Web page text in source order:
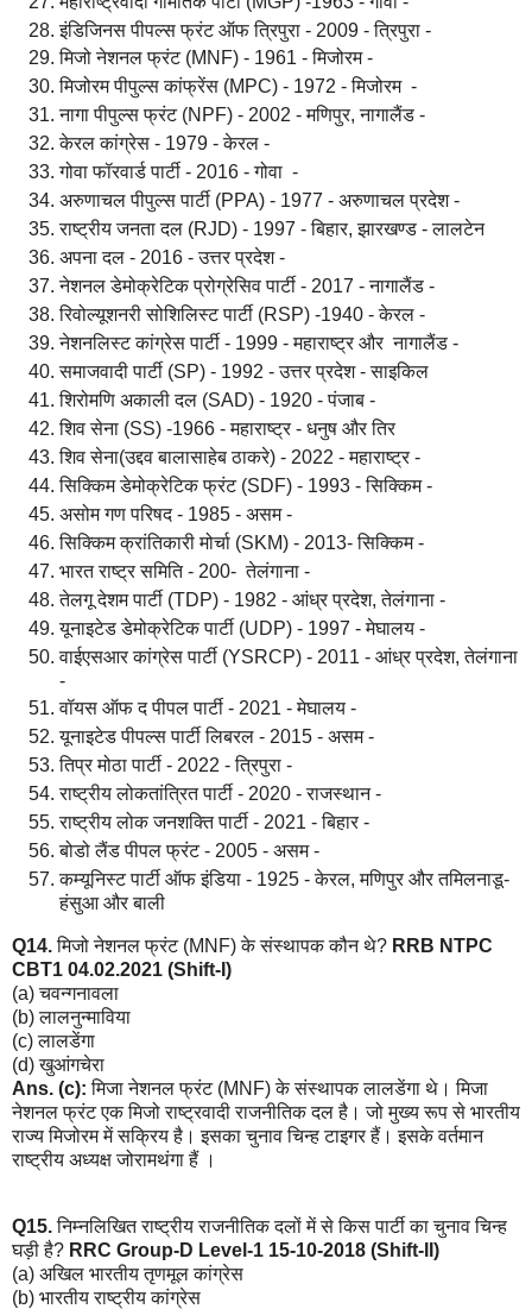
इंडिजिनस पीपल्स फ्रंट ऑफ त्रिपुरा - 2009 - त्रिपुरा -
मिजो नेशनल फ्रंट (MNF) - 1961 - मिजोरम -
मिजोरम पीपुल्स कांफ्रेंस (MPC) - 1972 - मिजोरम -
नागा पीपुल्स फ्रंट (NPF) - 2002 - मणिपुर, नागालैंड -
केरल कांग्रेस - 1979 - केरल -
गोवा फॉरवार्ड पार्टी - 2016 - गोवा -
अरुणाचल पीपुल्स पार्टी (PPA) - 1977 - अरुणाचल प्रदेश -
राष्ट्रीय जनता दल (RJD) - 1997 - बिहार, झारखण्ड - लालटेन
अपना दल - 2016 - उत्तर प्रदेश -
नेशनल डेमोक्रेटिक प्रोग्रेसिव पार्टी - 2017 - नागालैंड -
रिवोल्यूशनरी सोशिलिस्ट पार्टी (RSP) -1940 - केरल -
नेशनलिस्ट कांग्रेस पार्टी - 1999 - महाराष्ट्र और नागालैंड -
समाजवादी पार्टी (SP) - 1992 - उत्तर प्रदेश - साइकिल
शिरोमणि अकाली दल (SAD) - 1920 - पंजाब -
शिव सेना (SS) -1966 - महाराष्ट्र - धनुष और तिर
शिव सेना(उद्दव बालासाहेब ठाकरे) - 2022 - महाराष्ट्र -
सिक्किम डेमोक्रेटिक फ्रंट (SDF) - 1993 - सिक्किम -
असोम गण परिषद - 1985 - असम -
सिक्किम क्रांतिकारी मोर्चा (SKM) - 2013- सिक्किम -
भारत राष्ट्र समिति - 200- तेलंगाना -
तेलगू देशम पार्टी (TDP) - 1982 - आंध्र प्रदेश, तेलंगाना -
यूनाइटेड डेमोक्रेटिक पार्टी (UDP) - 1997 - मेघालय -
वाईएसआर कांग्रेस पार्टी (YSRCP) - 2011 - आंध्र प्रदेश, तेलंगाना
-
वॉयस ऑफ द पीपल पार्टी - 2021 - मेघालय -
यूनाइटेड पीपल्स पार्टी लिबरल - 2015 - असम -
तिप्र मोठा पार्टी - 2022 - त्रिपुरा -
राष्ट्रीय लोकतांत्रित पार्टी - 2020 - राजस्थान -
राष्ट्रीय लोक जनशक्ति पार्टी - 2021 - बिहार -
बोडो लैंड पीपल फ्रंट - 2005 - असम -
कम्यूनिस्ट पार्टी ऑफ इंडिया - 1925 - केरल, मणिपुर और तमिलनाडू-
हंसुआ और बाली
Q14.मिजो नेशनल फ्रंट (MNF) के संस्थापक कौन थे? RRB NTPC
CBT1 04.02.2021 (Shift-I)
(a) चवन्गनावला
(b) लालनुन्माविया
(c) लालडेंगा
(d) खुआंगचेरा
Ans. (c): मिजा नेशनल फ्रंट (MNF) के संस्थापक लालडेंगा थे। मिजा
नेशनल फ्रंट एक मिजो राष्ट्रवादी राजनीतिक दल है। जो मुख्य रूप से भारतीय
राज्य मिजोरम में सक्रिय है। इसका चुनाव चिन्ह टाइगर हैं। इसके वर्तमान
राष्ट्रीय अध्यक्ष जोरामथंगा हैं ।
Q15.निम्नलिखित राष्ट्रीय राजनीतिक दलों में से किस पार्टी का चुनाव चिन्ह
घड़ी है? RRC Group-D Level-1 15-10-2018 (Shift-II)
(a) अखिल भारतीय तृणमूल कांग्रेस
(b) भारतीय राष्ट्रीय कांग्रेस